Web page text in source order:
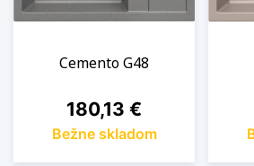
Cemento G48
Cena
180,13 €
Bežne skladom